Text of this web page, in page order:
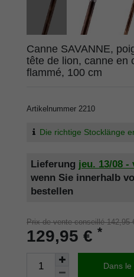
Canne SAVANNE,
tête de lion, canne en
flammé, 100 cm
Artikelnummer 2210
Die richtige Stocklänge
Lieferung jeu. 13/08 -
wenn Sie innerhalb
bestellen
Prix de vente conseillé 142,95
129,95 € *
Dans